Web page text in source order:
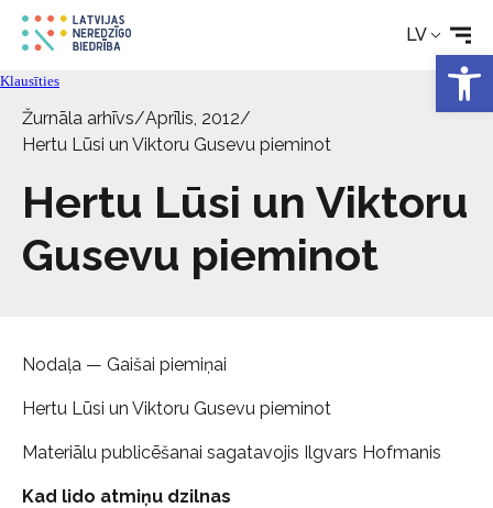
LV
Pakalpojumi
Par biedrību
Kontakti
Klausīties
Žurnāla arhīvs/Aprīlis, 2012/
Hertu Lūsi un Viktoru Gusevu pieminot
Hertu Lūsi un Viktoru
Gusevu pieminot
Nodaļa — Gaišai piemiņai
Hertu Lūsi un Viktoru Gusevu pieminot
Materiālu publicēšanai sagatavojis Ilgvars Hofmanis
Kad lido atmiņu dzilnas